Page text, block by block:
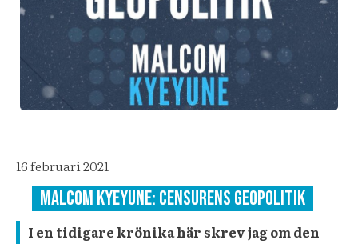
16 februari 2021
Malcom kyeyune: censurens geopolitik
I en tidigare krönika här skrev jag om den